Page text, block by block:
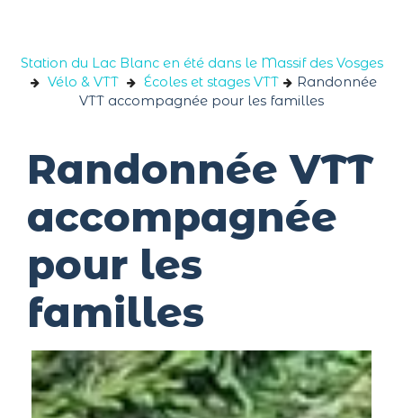
Station du Lac Blanc en été dans le Massif des Vosges
Vélo & VTT
Écoles et stages VTT
Randonnée
VTT accompagnée pour les familles
Randonnée VTT
accompagnée
pour les
familles